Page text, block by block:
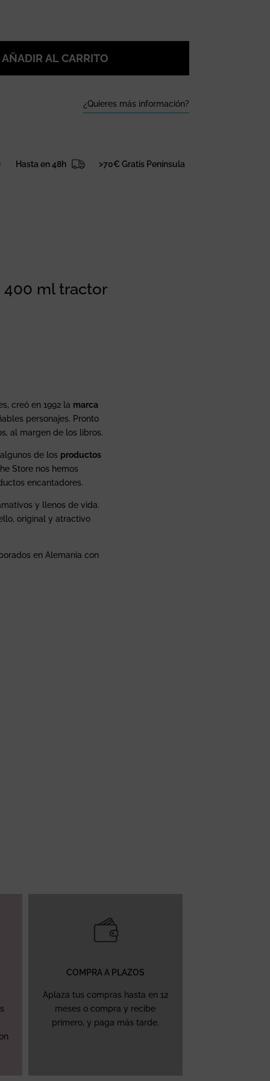
AÑADIR AL CARRITO
¿Quieres más información?
Hasta en 48h >70€ Gratis Península
400 ml tractor
creó en 1992 la marca
personajes. Pronto
al margen de los libros.
de los productos
Store nos hemos
encantadores.
y llenos de vida.
original y atractivo
en Alemania con
COMPRA A PLAZOS
Aplaza tus compras hasta en 12
meses o compra y recibe
primero, y paga más tarde.